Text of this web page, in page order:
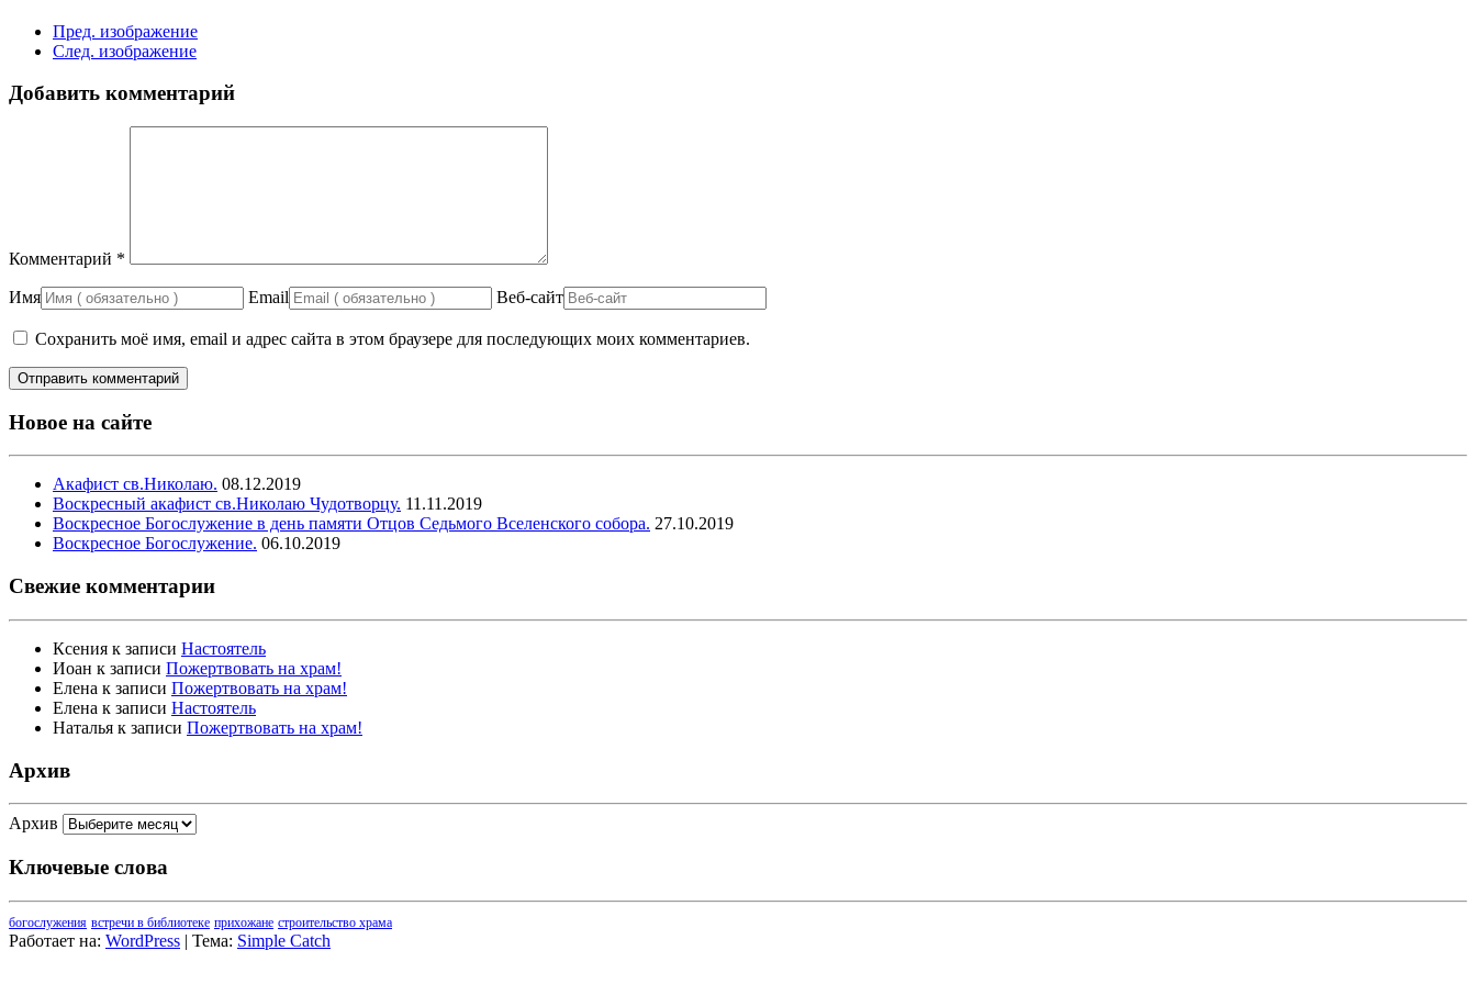
Пред. изображение
След. изображение
Добавить комментарий
Комментарий *
Имя Email Веб-сайт
Сохранить моё имя, email и адрес сайта в этом браузере для последующих моих комментариев.
Новое на сайте
Акафист св.Николаю. 08.12.2019
Воскресный акафист св.Николаю Чудотворцу. 11.11.2019
Воскресное Богослужение в день памяти Отцов Седьмого Вселенского собора. 27.10.2019
Воскресное Богослужение. 06.10.2019
Свежие комментарии
Ксения к записи Настоятель
Иоан к записи Пожертвовать на храм!
Елена к записи Пожертвовать на храм!
Елена к записи Настоятель
Наталья к записи Пожертвовать на храм!
Архив
Архив
Ключевые слова
богослужения встречи в библиотеке прихожане строительство храма
Работает на: WordPress | Тема: Simple Catch